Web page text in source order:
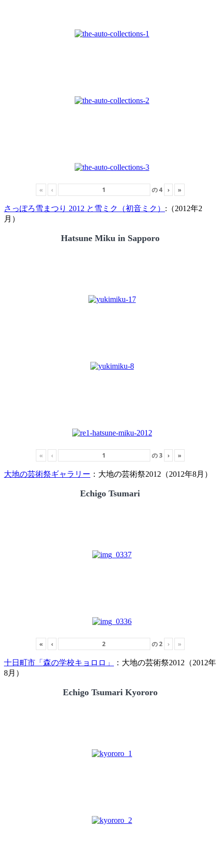
« ‹ の4 › »
さっぽろ雪まつり 2012 と雪ミク（初音ミク） :（2012年2
月）
Hatsune Miku in Sapporo
« ‹ の3 › »
大地の芸術祭ギャラリー ：大地の芸術祭2012（2012年8月）
Echigo Tsumari
« ‹ の2 › »
十日町市「森の学校キョロロ」
：大地の芸術祭2012（2012年
8月）
Echigo Tsumari Kyororo